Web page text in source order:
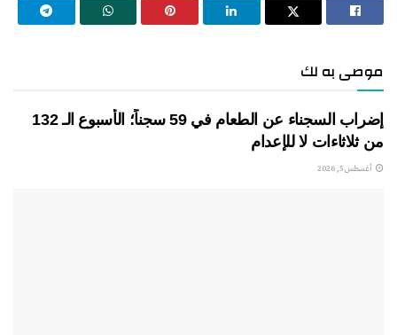
موصى به لك
إضراب السجناء عن الطعام في 59 سجناً؛ الأسبوع الـ 132
من ثلاثاءات لا للإعدام
أغسطس 5, 2026